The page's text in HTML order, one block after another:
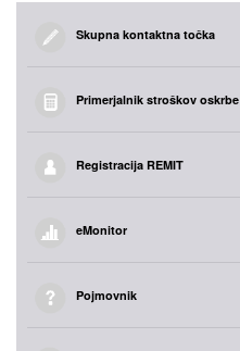
Skupna kontaktna točka
Primerjalnik stroškov oskrbe
Registracija REMIT
eMonitor
Pojmovnik